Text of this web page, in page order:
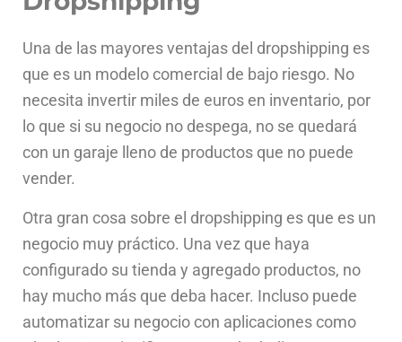
Una de las mayores ventajas del dropshipping es
que es un modelo comercial de bajo riesgo. No
necesita invertir miles de euros en inventario, por
lo que si su negocio no despega, no se quedará
con un garaje lleno de productos que no puede
vender.
Otra gran cosa sobre el dropshipping es que es un
negocio muy práctico. Una vez que haya
configurado su tienda y agregado productos, no
hay mucho más que deba hacer. Incluso puede
automatizar su negocio con aplicaciones como